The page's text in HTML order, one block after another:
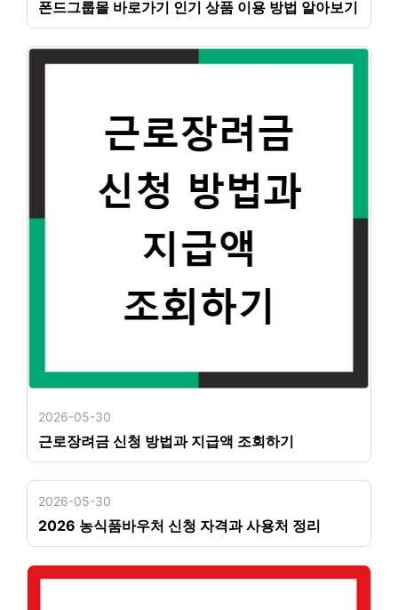
폰드그룹몰 바로가기 인기 상품 이용 방법 알아보기
2026-05-30
근로장려금 신청 방법과 지급액 조회하기
2026-05-30
2026 농식품바우처 신청 자격과 사용처 정리